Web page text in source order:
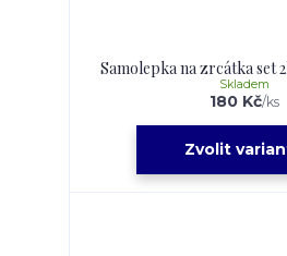
Samolepka na zrcátka set
180 Kč/ks
Skladem
Zvolit